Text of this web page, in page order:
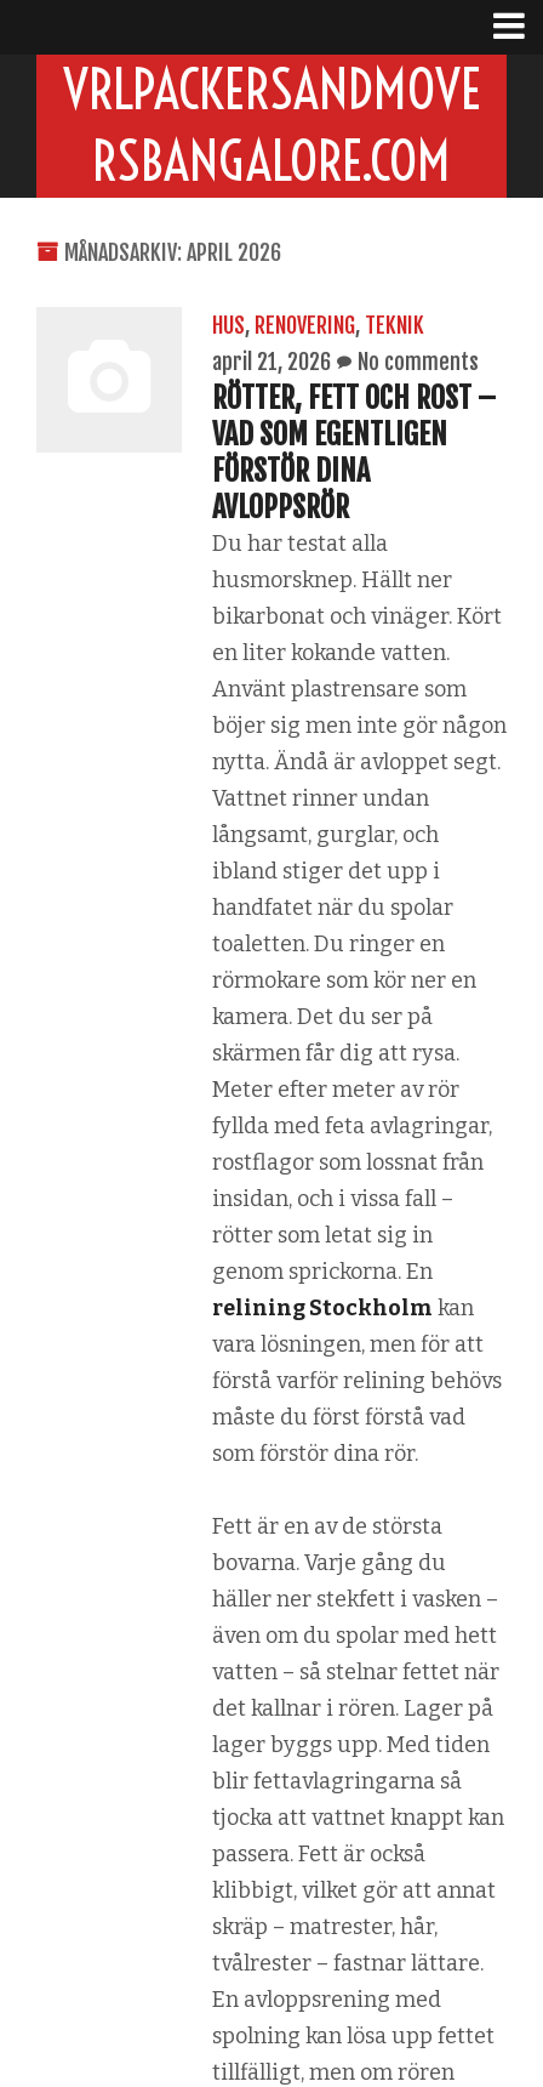
VRLPACKERSANDMOVE
RSBANGALORE.COM
MÅNADSARKIV: APRIL 2026
HUS, RENOVERING, TEKNIK
april 21, 2026
No comments
RÖTTER, FETT OCH ROST –
VAD SOM EGENTLIGEN
FÖRSTÖR DINA
AVLOPPSRÖR
Du har testat alla
husmorsknep. Hällt ner
bikarbonat och vinäger. Kört
en liter kokande vatten.
Använt plastrensare som
böjer sig men inte gör någon
nytta. Ändå är avloppet segt.
Vattnet rinner undan
långsamt, gurglar, och
ibland stiger det upp i
handfatet när du spolar
toaletten. Du ringer en
rörmokare som kör ner en
kamera. Det du ser på
skärmen får dig att rysa.
Meter efter meter av rör
fyllda med feta avlagringar,
rostflagor som lossnat från
insidan, och i vissa fall –
rötter som letat sig in
genom sprickorna. En
relining Stockholm kan
vara lösningen, men för att
förstå varför relining behövs
måste du först förstå vad
som förstör dina rör.
Fett är en av de största
bovarna. Varje gång du
häller ner stekfett i vasken –
även om du spolar med hett
vatten – så stelnar fettet när
det kallnar i rören. Lager på
lager byggs upp. Med tiden
blir fettavlagringarna så
tjocka att vattnet knappt kan
passera. Fett är också
klibbigt, vilket gör att annat
skräp – matrester, hår,
tvålrester – fastnar lättare.
En avloppsrening med
spolning kan lösa upp fettet
tillfälligt, men om rören